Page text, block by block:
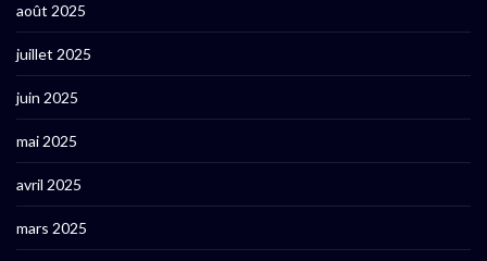
août 2025
juillet 2025
juin 2025
mai 2025
avril 2025
mars 2025